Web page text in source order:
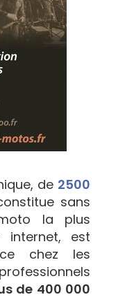
de 2500
sans
la plus
internet, est
chez les
de 400 000